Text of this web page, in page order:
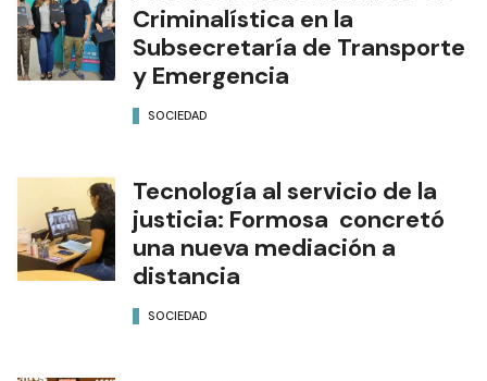
Criminalística en la
Subsecretaría de Transporte
y Emergencia
SOCIEDAD
Tecnología al servicio de la
justicia: Formosa concretó
una nueva mediación a
distancia
SOCIEDAD